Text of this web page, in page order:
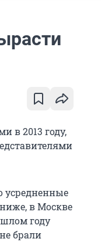
в 2013 году,
усредненные
в Москве
году
брали